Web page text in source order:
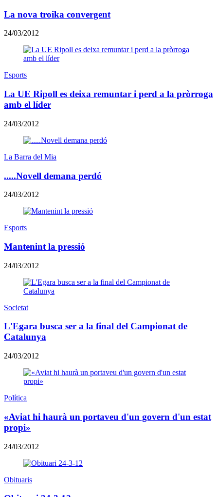
La nova troika convergent
24/03/2012
Esports
La UE Ripoll es deixa remuntar i perd a la pròrroga
amb el líder
24/03/2012
La Barra del Mia
.....Novell demana perdó
24/03/2012
Esports
Mantenint la pressió
24/03/2012
Societat
L'Egara busca ser a la final del Campionat de
Catalunya
24/03/2012
Política
«Aviat hi haurà un portaveu d'un govern d'un estat
propi»
24/03/2012
Obituaris